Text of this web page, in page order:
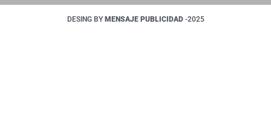
DESING BY MENSAJE PUBLICIDAD -2025